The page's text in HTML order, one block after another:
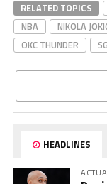
RELATED TOPICS
NBA
NIKOLA
OKC THUNDER
HEADLINES